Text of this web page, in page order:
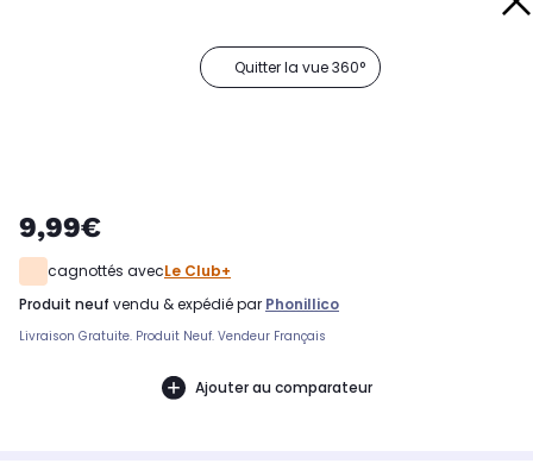
Quitter la vue 360°
9,99€
cagnottés avecLe Club+
produit neuf vendu & expédié par Phonillico
Livraison Gratuite. Produit Neuf. Vendeur Français
Ajouter au comparateur